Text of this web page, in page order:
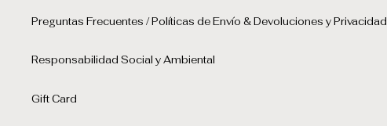
Preguntas Frecuentes / Políticas de Envío & Devoluciones y Privacidad
Responsabilidad Social y Ambiental
Gift Card